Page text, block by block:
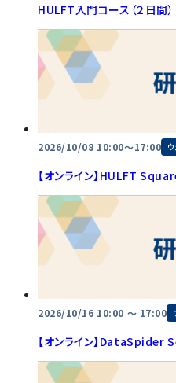
HULFT入門コース（２日間）
2026/10/08 10:00～17:00
【オンライン】HULFT
2026/10/16 10:00 〜 17:00
【オンライン】